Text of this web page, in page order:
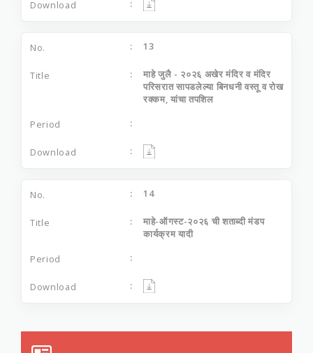
13
माहे जुलै - २०२६ अखेर मंदिर व मंदिर
परिसरात सापडलेल्‍या बिनधनी वस्‍तू व रोख
रक्‍कम, यांचा तपशिल
14
माहे-ऑगस्‍ट-२०२६ ची शताब्‍दी मंडप
कार्यक्रम यादी